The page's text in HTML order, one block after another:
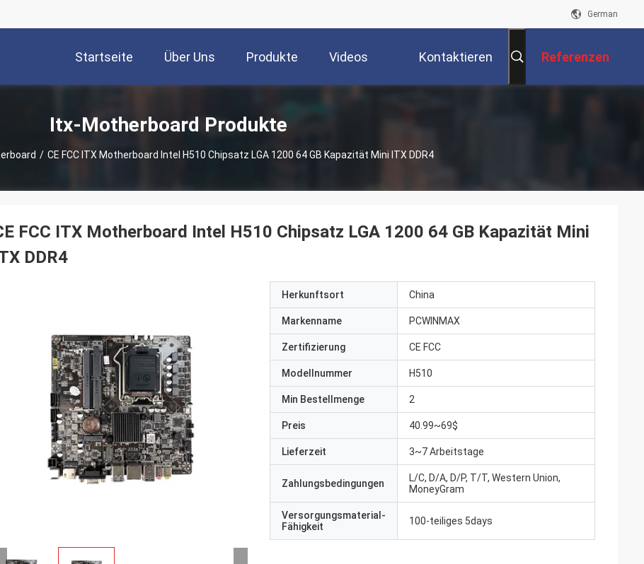
German
Startseite Über Uns Produkte Videos Kontaktieren Referenzen
Itx-Motherboard Produkte
/ CE FCC ITX Motherboard Intel H510 Chipsatz LGA 1200 64 GB Kapazität Mini ITX DDR4
FCC ITX Motherboard Intel H510 Chipsatz LGA 1200 64 GB Kapazität Mini
DDR4
Herkunftsort China
Markenname PCWINMAX
Zertifizierung CE FCC
Modellnummer H510
Min Bestellmenge 2
Preis 40.99~69$
Lieferzeit 3~7 Arbeitstage
Zahlungsbedingungen
L/C, D/A, D/P, T/T, Western Union,
MoneyGram
Versorgungsmaterial-
Fähigkeit
100-teiliges 5days